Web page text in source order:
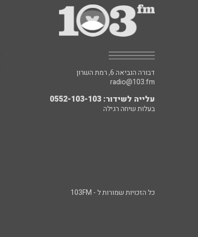
דבורה הנביאה 6, רמת השרון
radio@103.fm
עלייה לשידור: 0552-103-103
בעלות שיחה רגילה
כל הזכויות שמורות ל - 103FM